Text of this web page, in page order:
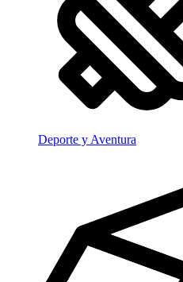
Deporte y Aventura